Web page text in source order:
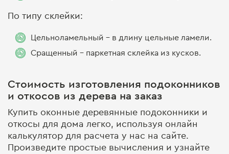
По типу склейки:
Цельноламельный - в длину цельные ламели.
Сращенный - паркетная склейка из кусков.
Стоимость изготовления подоконников
и откосов из дерева на заказ
Купить оконные деревянные подоконники и
откосы для дома легко, используя онлайн
калькулятор для расчета у нас на сайте.
Произведите простые вычисления и узнайте